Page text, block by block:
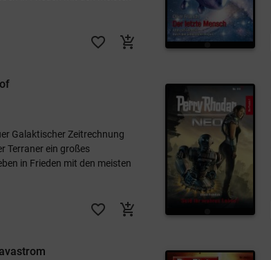
favorite_border add_shopping_cart
Galaktischer Zeitrechnung
Terraner ein großes
in Frieden mit den meisten
favorite_border add_shopping_cart